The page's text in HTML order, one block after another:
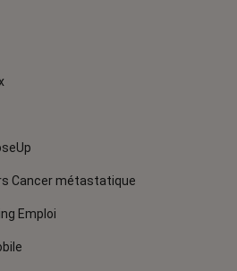
Cancer métastatique
Emploi